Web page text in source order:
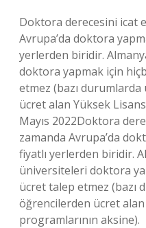
Doktora derecesini icat
Avrupa’da doktora
yerlerden biridir.
doktora yapmak için
etmez (bazı
ücret alan Yüksek
Mayıs 2022Doktora
zamanda Avrupa’da
fiyatlı yerlerden biridir.
üniversiteleri doktora
ücret talep etmez (bazı
öğrencilerden ücret
programlarının aksine).